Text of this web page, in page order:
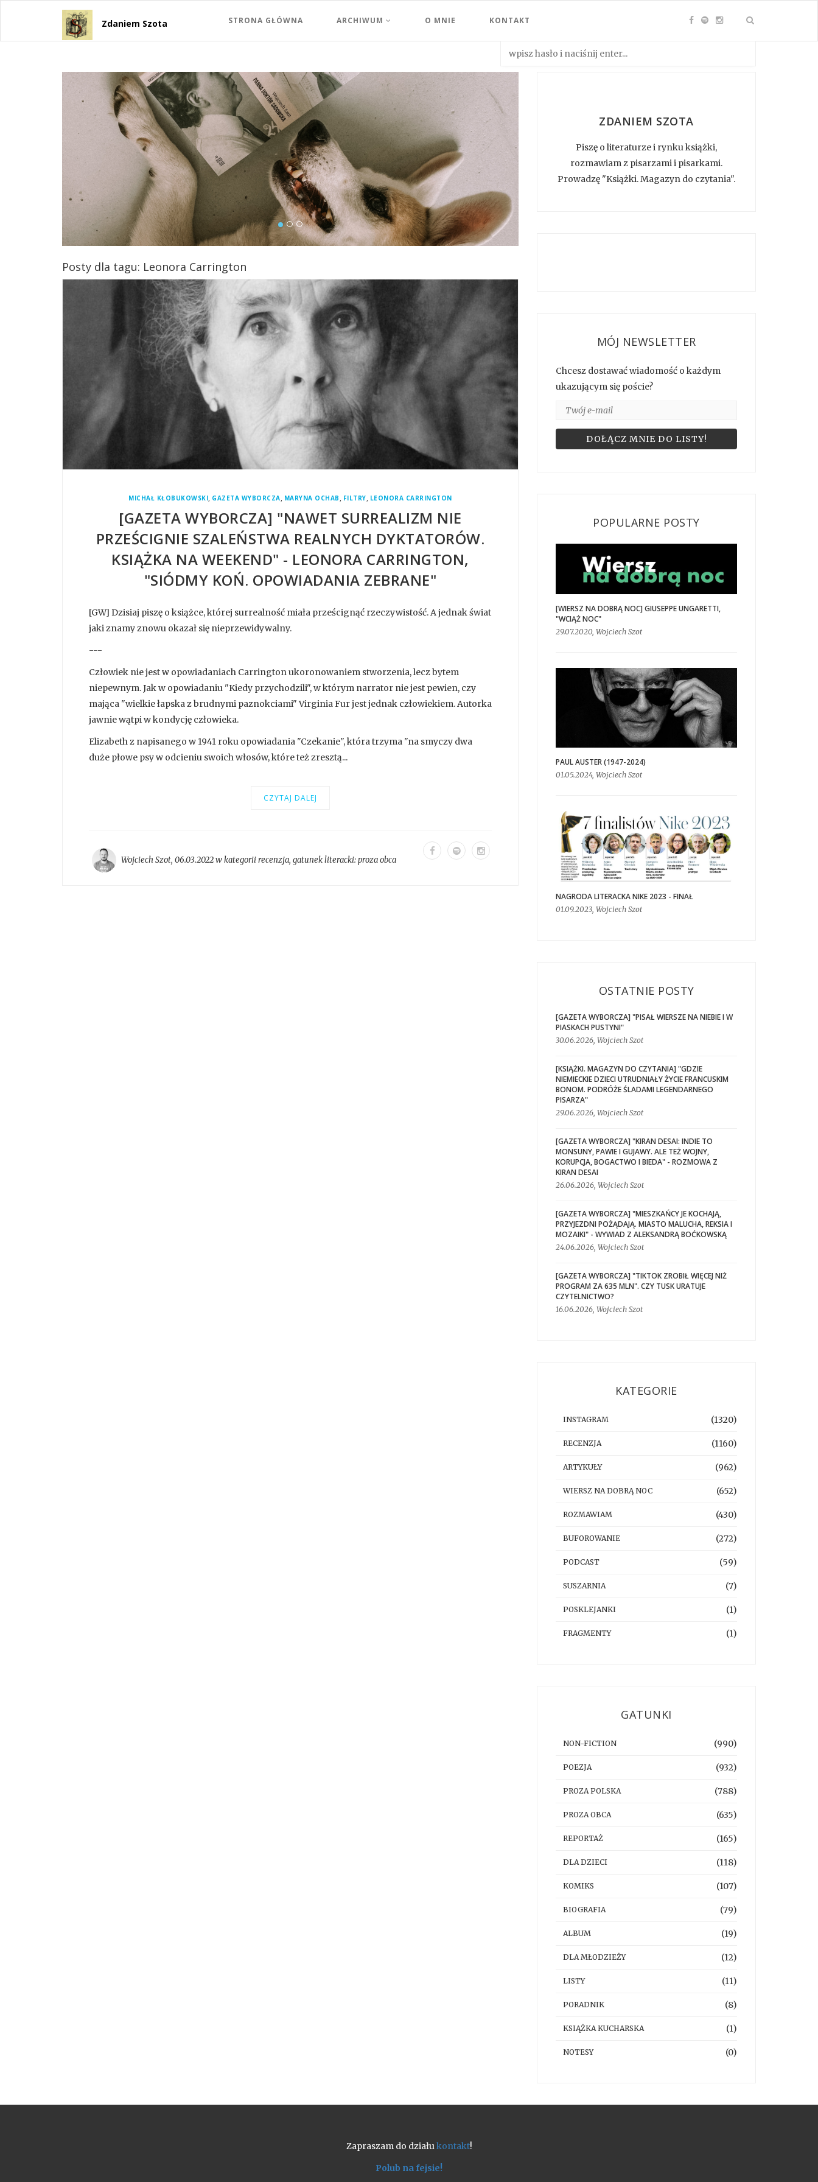
Zdaniem Szota STRONA GŁÓWNA ARCHIWUM O MNIE KONTAKT
Posty dla tagu: Leonora Carrington
MICHAŁ KŁOBUKOWSKI, GAZETA WYBORCZA, MARYNA OCHAB , FILTRY, LEONORA CARRINGTON
[GAZETA WYBORCZA] "NAWET SURREALIZM NIE
PRZEŚCIGNIE SZALEŃSTWA REALNYCH DYKTATORÓW.
KSIĄŻKA NA WEEKEND" - LEONORA CARRINGTON,
"SIÓDMY KOŃ. OPOWIADANIA ZEBRANE"
[GW] Dzisiaj piszę o książce, której surrealność miała prześcignąć rzeczywistość. A jednak świat
jaki znamy znowu okazał się nieprzewidywalny.
---
Człowiek nie jest w opowiadaniach Carrington ukoronowaniem stworzenia, lecz bytem
niepewnym. Jak w opowiadaniu "Kiedy przychodzili", w którym narrator nie jest pewien, czy
mająca "wielkie łapska z brudnymi paznokciami" Virginia Fur jest jednak człowiekiem. Autorka
jawnie wątpi w kondycję człowieka.
Elizabeth z napisanego w 1941 roku opowiadania "Czekanie", która trzyma "na smyczy dwa
duże płowe psy w odcieniu swoich włosów, które też zresztą...
CZYTAJ DALEJ
Wojciech Szot, 06.03.2022 w kategoriirecenzja, gatunek literacki:proza obca
ZDANIEM SZOTA
Piszę o literaturze i rynku książki,
rozmawiam z pisarzami i pisarkami.
Prowadzę "Książki. Magazyn do czytania".
MÓJ NEWSLETTER
Chcesz dostawać wiadomość o każdym
ukazującym się poście?
POPULARNE POSTY
[WIERSZ NA DOBRĄ NOC] GIUSEPPE UNGARETTI,
"WCIĄŻ NOC"
29.07.2020, Wojciech Szot
PAUL AUSTER (1947-2024)
01.05.2024, Wojciech Szot
NAGRODA LITERACKA NIKE 2023 - FINAŁ
01.09.2023, Wojciech Szot
OSTATNIE POSTY
[GAZETA WYBORCZA] "PISAŁ WIERSZE NA NIEBIE I W
PIASKACH PUSTYNI"
30.06.2026, Wojciech Szot
[KSIĄŻKI. MAGAZYN DO CZYTANIA] "GDZIE
NIEMIECKIE DZIECI UTRUDNIAŁY ŻYCIE FRANCUSKIM
BONOM. PODRÓŻE ŚLADAMI LEGENDARNEGO
PISARZA"
29.06.2026, Wojciech Szot
[GAZETA WYBORCZA] "KIRAN DESAI: INDIE TO
MONSUNY, PAWIE I GUJAWY. ALE TEŻ WOJNY,
KORUPCJA, BOGACTWO I BIEDA" - ROZMOWA Z
KIRAN DESAI
26.06.2026, Wojciech Szot
[GAZETA WYBORCZA] "MIESZKAŃCY JE KOCHAJĄ,
PRZYJEZDNI POŻĄDAJĄ. MIASTO MALUCHA, REKSIA I
MOZAIKI" - WYWIAD Z ALEKSANDRĄ BOĆKOWSKĄ
24.06.2026, Wojciech Szot
[GAZETA WYBORCZA] "TIKTOK ZROBIŁ WIĘCEJ NIŻ
PROGRAM ZA 635 MLN". CZY TUSK URATUJE
CZYTELNICTWO?
16.06.2026, Wojciech Szot
KATEGORIE
INSTAGRAM (1320)
RECENZJA (1160)
ARTYKUŁY (962)
WIERSZ NA DOBRĄ NOC (652)
ROZMAWIAM (430)
BUFOROWANIE (272)
PODCAST (59)
SUSZARNIA (7)
POSKLEJANKI (1)
FRAGMENTY (1)
GATUNKI
NON-FICTION (990)
POEZJA (932)
PROZA POLSKA (788)
PROZA OBCA (635)
REPORTAŻ (165)
DLA DZIECI (118)
KOMIKS (107)
BIOGRAFIA (79)
ALBUM (19)
DLA MŁODZIEŻY (12)
LISTY (11)
PORADNIK (8)
KSIĄŻKA KUCHARSKA (1)
NOTESY (0)
Zapraszam do działukontakt!
Polub na fejsie!